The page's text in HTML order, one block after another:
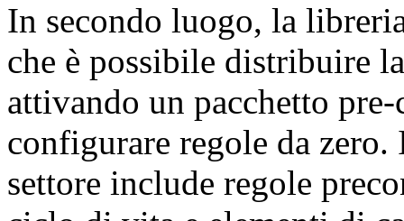
In secondo luogo, la
che è possibile distribuire
attivando un pacchetto
configurare regole da
settore include regole